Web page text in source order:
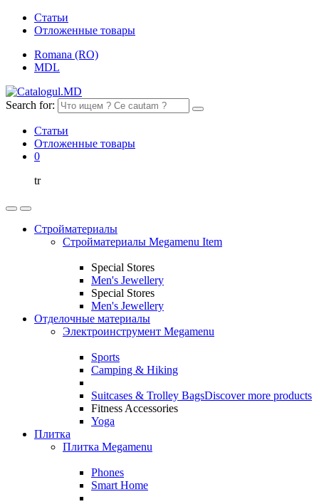
Статьи
Отложенные товары
Romana (RO)
MDL
Search for:
Статьи
Отложенные товары
0
tr
Стройматериалы
Стройматериалы Megamenu Item
Special Stores
Men's Jewellery
Special Stores
Men's Jewellery
Отделочные материалы
Электроинструмент Megamenu
Sports
Camping & Hiking
Suitcases & Trolley BagsDiscover more products
Fitness Accessories
Yoga
Плитка
Плитка Megamenu
Phones
Smart Home